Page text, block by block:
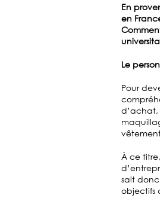
En
en
Le
Pour
d’achat,
À ce
sait
objectifs